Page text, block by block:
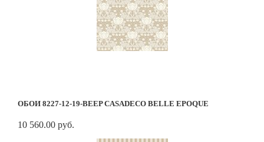
ОБОИ 8227-12-19-BEEP CASADECO BELLE EPOQUE
10 560.00 руб.